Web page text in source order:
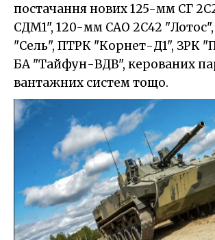
постачання нових 125-мм СГ
СДМ1", 120-мм САО 2С42
"Сель", ПТРК "Корнет-Д1", ЗРК
БА "Тайфун-ВДВ", керованих
вантажних систем тощо.